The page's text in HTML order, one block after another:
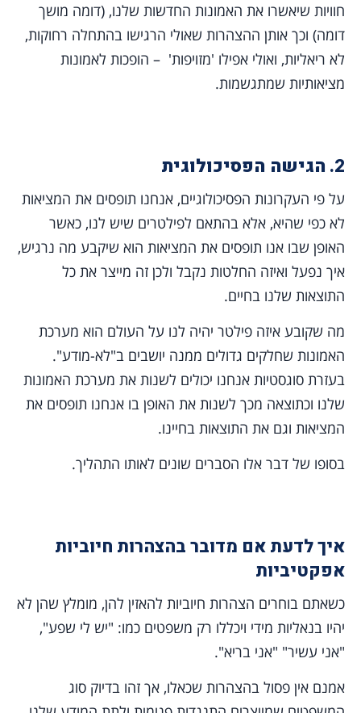
חוויות שיאשרו את האמונות החדשות שלנו, (דומה מושך
דומה) וכך אותן ההצהרות שאולי הרגישו בהתחלה רחוקות,
לא ריאליות, ואולי אפילו 'מזויפות' – הופכות לאמונות
מציאותיות שמתגשמות.
2. הגישה הפסיכולוגית
על פי העקרונות הפסיכולוגיים, אנחנו תופסים את המציאות
לא כפי שהיא, אלא בהתאם לפילטרים שיש לנו, כאשר
האופן שבו אנו תופסים את המציאות הוא שיקבע מה נרגיש,
איך נפעל ואיזה החלטות נקבל ולכן זה מייצר את כל
התוצאות שלנו בחיים.
מה שקובע איזה פילטר יהיה לנו על העולם הוא מערכת
האמונות שחלקים גדולים ממנה יושבים ב"לא-מודע".
בעזרת סוגסטיות אנחנו יכולים לשנות את מערכת האמונות
שלנו וכתוצאה מכך לשנות את האופן בו אנחנו תופסים את
המציאות וגם את התוצאות בחיינו.
בסופו של דבר אלו הסברים שונים לאותו התהליך.
איך לדעת אם מדובר בהצהרות חיוביות
אפקטיביות
כשאתם בוחרים הצהרות חיוביות להאזין להן, מומלץ שהן לא
יהיו בנאליות מידי ויכללו רק משפטים כמו: "יש לי שפע",
"אני עשיר" "אני בריא".
אמנם אין פסול בהצהרות שכאלו, אך זהו בדיוק סוג